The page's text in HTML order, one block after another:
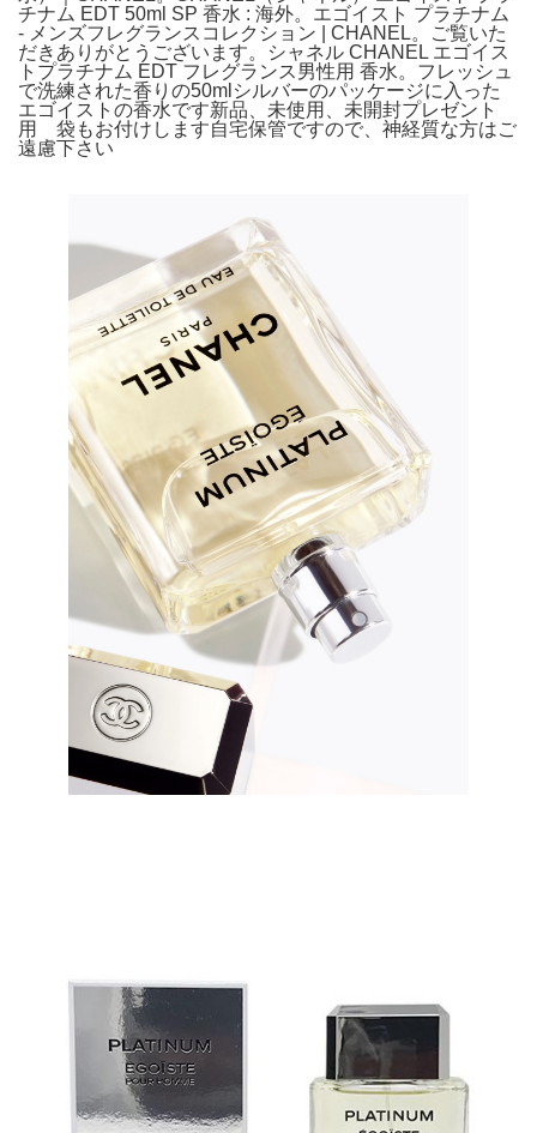
チナム EDT 50ml SP 香水 : 海外。エゴイスト プラチナム
- メンズフレグランスコレクション | CHANEL。ご覧いた
だきありがとうございます。シャネル CHANEL エゴイス
トプラチナム EDT フレグランス男性用 香水。フレッシュ
で洗練された香りの50mlシルバーのパッケージに入った
エゴイストの香水です新品、未使用、未開封プレゼント
用 袋もお付けします自宅保管ですので、神経質な方はご
遠慮下さい